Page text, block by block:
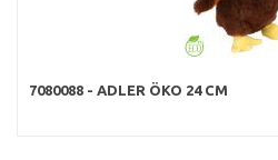
7080088 - ADLER ÖKO 24 CM